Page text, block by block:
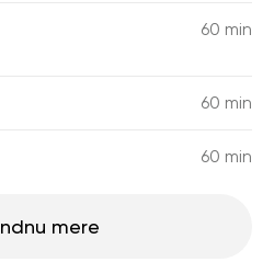
60 min
60 min
60 min
mere